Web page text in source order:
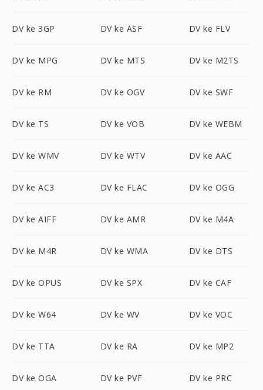
DV ke 3GP DV ke ASF DV ke FLV
DV ke MPG DV ke MTS DV ke M2TS
DV ke RM DV ke OGV DV ke SWF
DV ke TS DV ke VOB DV ke WEBM
DV ke WMV DV ke WTV DV ke AAC
DV ke AC3 DV ke FLAC DV ke OGG
DV ke AIFF DV ke AMR DV ke M4A
DV ke M4R DV ke WMA DV ke DTS
DV ke OPUS DV ke SPX DV ke CAF
DV ke W64 DV ke WV DV ke VOC
DV ke TTA DV ke RA DV ke MP2
DV ke OGA DV ke PVF DV ke PRC